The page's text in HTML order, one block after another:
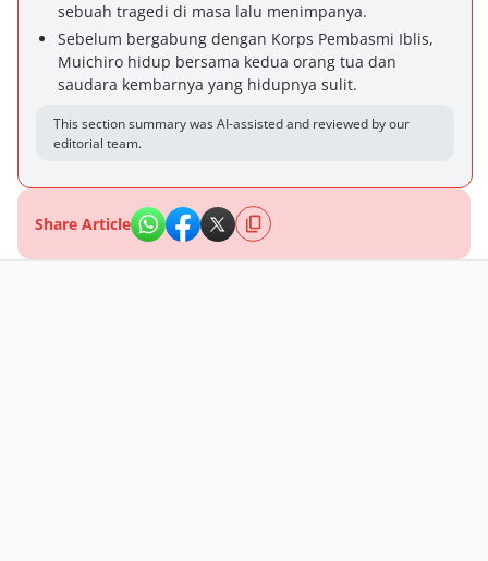
sebuah tragedi di masa lalu menimpanya.
Sebelum bergabung dengan Korps Pembasmi Iblis,
Muichiro hidup bersama kedua orang tua dan
saudara kembarnya yang hidupnya sulit.
This section summary was AI-assisted and reviewed by our
editorial team.
Share Article